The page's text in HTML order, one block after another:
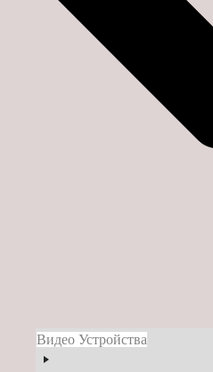
Видео Устройства